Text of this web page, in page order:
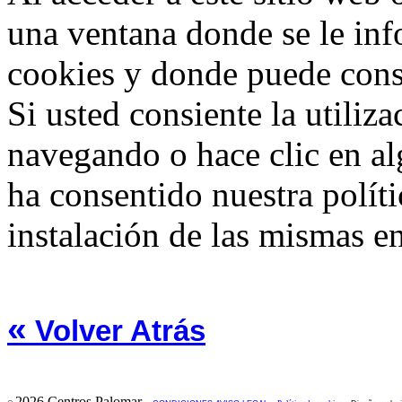
una ventana donde se le
cookies y donde puede
Si usted consiente la
navegando o hace clic en
ha consentido nuestra
instalación de las mismas
« Volver Atrás